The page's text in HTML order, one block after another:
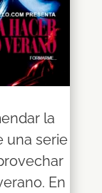
la
una serie
En